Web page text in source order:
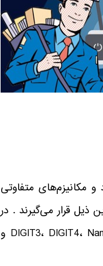
و مکانیزم‌های متفاوتی
ذیل قرار می‌گیرند . در
می‌توان به DIGIT3، DIGIT4، Naming و